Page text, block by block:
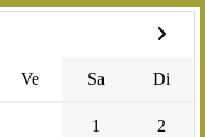
Ve Sa Di
1 2